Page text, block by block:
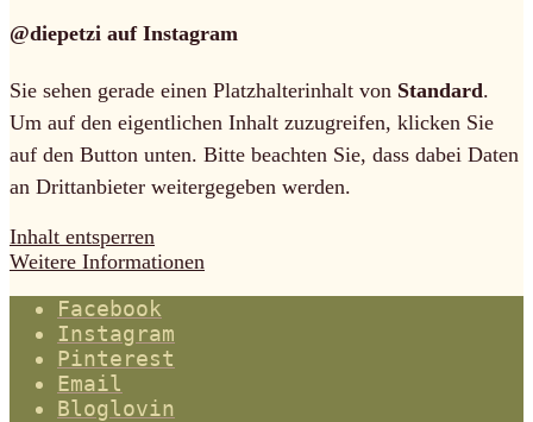
@diepetzi auf Instagram
Sie sehen gerade einen Platzhalterinhalt von Standard.
Um auf den eigentlichen Inhalt zuzugreifen, klicken Sie
auf den Button unten. Bitte beachten Sie, dass dabei Daten
an Drittanbieter weitergegeben werden.
Inhalt entsperren
Weitere Informationen
Facebook
Instagram
Pinterest
Email
Bloglovin